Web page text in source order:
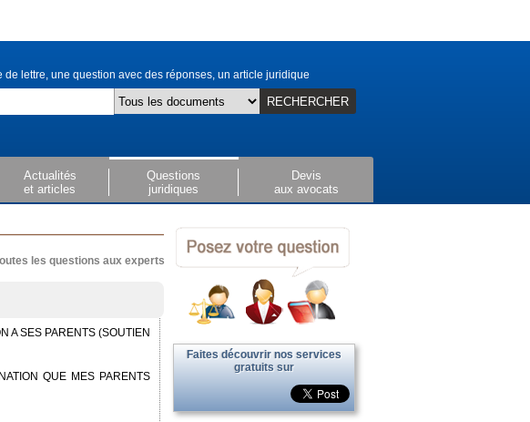
de lettre, une question avec des réponses, un article juridique
RECHERCHER
Actualités
et articles
Questions
juridiques
Devis
aux avocats
les questions aux experts
A SES PARENTS (SOUTIEN
QUE MES PARENTS
Faites découvrir nos services
gratuits sur